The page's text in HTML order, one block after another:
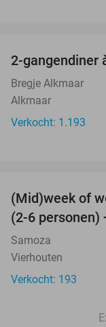
2-gangendiner
Bregje Alkmaar
Alkmaar
Verkocht: 1.193
(Mid)week of
(2-6 personen)
Samoza
Vierhouten
Verkocht: 193